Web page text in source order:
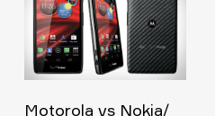
Motorola vs Nokia/